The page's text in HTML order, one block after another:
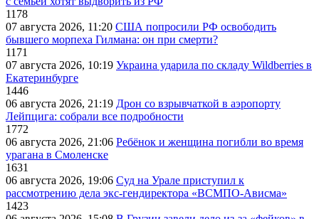
1178
07 августа 2026, 11:20 США попросили РФ освободить
бывшего морпеха Гилмана: он при смерти?
1171
07 августа 2026, 10:19 Украина ударила по складу Wildberries в
Екатеринбурге
1446
06 августа 2026, 21:19 Дрон со взрывчаткой в аэропорту
Лейпцига: собрали все подробности
1772
06 августа 2026, 21:06 Ребёнок и женщина погибли во время
урагана в Смоленске
1631
06 августа 2026, 19:06 Суд на Урале приступил к
рассмотрению дела экс-гендиректора «ВСМПО-Ависма»
1423